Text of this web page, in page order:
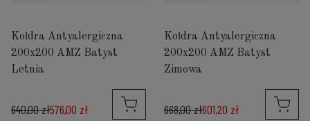
Kołdra Antyalergiczna
200x200 AMZ Batyst
Letnia
576,00 zł
640,00 zł
Kołdra Antyalergiczna
200x200 AMZ Batyst
Zimowa
601,20 zł
668,00 zł